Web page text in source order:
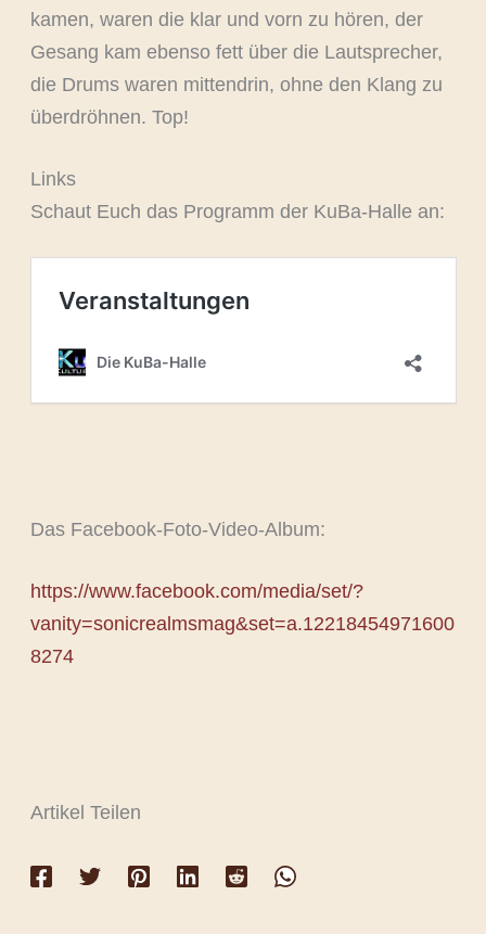
kamen, waren die klar und vorn zu hören, der
Gesang kam ebenso fett über die Lautsprecher,
die Drums waren mittendrin, ohne den Klang zu
überdröhnen. Top!
Links
Schaut Euch das Programm der KuBa-Halle an:
Das Facebook-Foto-Video-Album:
https://www.facebook.com/media/set/?
vanity=sonicrealmsmag&set=a.12218454971600
8274
Artikel Teilen